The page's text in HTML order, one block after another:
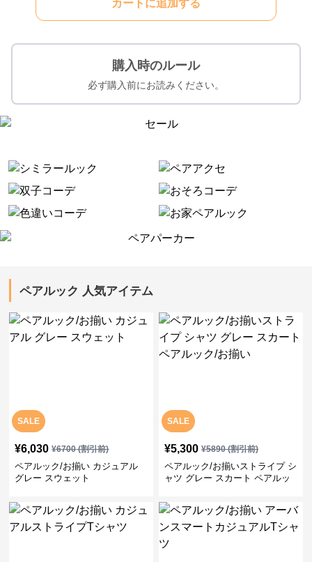
カートに追加する
購入時のルール
必ず購入前にお読みください。
ペアルック 人気アイテム
SALE
¥6,030 ¥6700(割引前)
ペアルック/お揃い カジュアル
グレー スウェット
SALE
¥5,300 ¥5890(割引前)
ペアルック/お揃いストライプ シ
ャツ グレー スカート ペアルッ